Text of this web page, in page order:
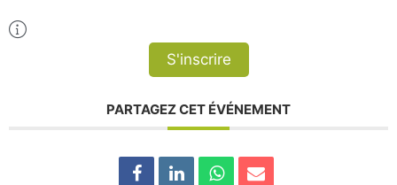
S'inscrire
PARTAGEZ CET ÉVÉNEMENT